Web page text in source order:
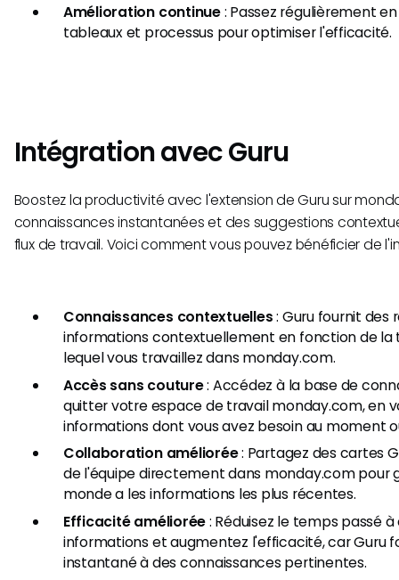
Amélioration continue: Passez régulièrement
tableaux et processus pour optimiser l'efficacité.
Intégration avec Guru
Boostez la productivité avec l'extension de Guru sur
connaissances instantanées et des suggestions
flux de travail. Voici comment vous pouvez bénéficier de
Connaissances contextuelles: Guru fournit des
informations contextuellement en fonction de la
lequel vous travaillez dans monday.com.
Accès sans couture: Accédez à la base de
quitter votre espace de travail monday.com, en
informations dont vous avez besoin au moment
Collaboration améliorée: Partagez des cartes
de l'équipe directement dans monday.com pour
monde a les informations les plus récentes.
Efficacité améliorée: Réduisez le temps passé
informations et augmentez l'efficacité, car Guru
instantané à des connaissances pertinentes.